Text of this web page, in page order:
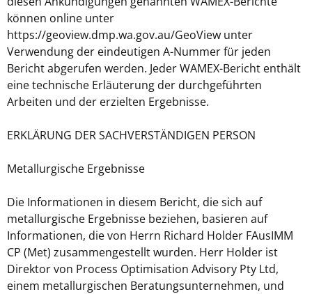
können online unter
https://geoview.dmp.wa.gov.au/GeoView unter
Verwendung der eindeutigen A-Nummer für jeden
Bericht abgerufen werden. Jeder WAMEX-Bericht enthält
eine technische Erläuterung der durchgeführten
Arbeiten und der erzielten Ergebnisse.
ERKLÄRUNG DER SACHVERSTÄNDIGEN PERSON
Metallurgische Ergebnisse
Die Informationen in diesem Bericht, die sich auf
metallurgische Ergebnisse beziehen, basieren auf
Informationen, die von Herrn Richard Holder FAusIMM
CP (Met) zusammengestellt wurden. Herr Holder ist
Direktor von Process Optimisation Advisory Pty Ltd,
einem metallurgischen Beratungsunternehmen, und